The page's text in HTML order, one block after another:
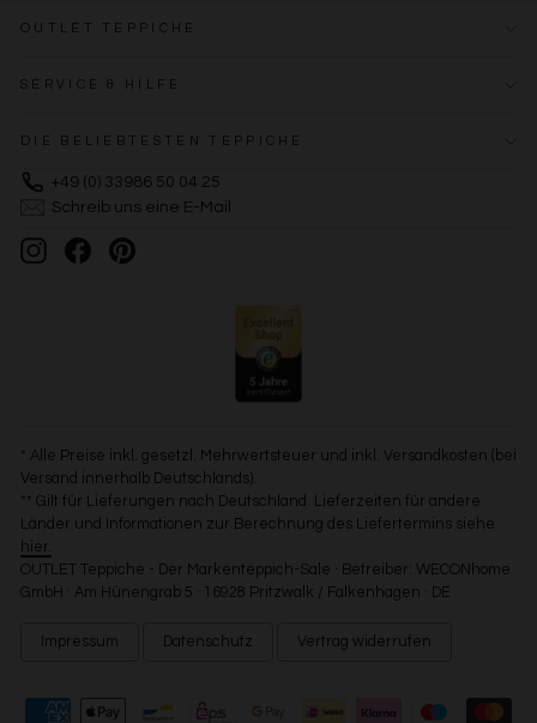
OUTLET TEPPICHE
SERVICE & HILFE
DIE BELIEBTESTEN TEPPICHE
+49 (0) 33986 50 04 25
Schreib uns eine E-Mail
InstagramFacebookPinterest
* Alle Preise inkl. gesetzl. Mehrwertsteuer und inkl. Versandkosten (bei
Versand innerhalb Deutschlands).
** Gilt für Lieferungen nach Deutschland. Lieferzeiten für andere
Länder und Informationen zur Berechnung des Liefertermins siehe
hier.
OUTLET Teppiche - Der Markenteppich-Sale · Betreiber: WECONhome
GmbH · Am Hünengrab 5 · 16928 Pritzwalk / Falkenhagen · DE
Impressum Datenschutz Vertrag widerrufen